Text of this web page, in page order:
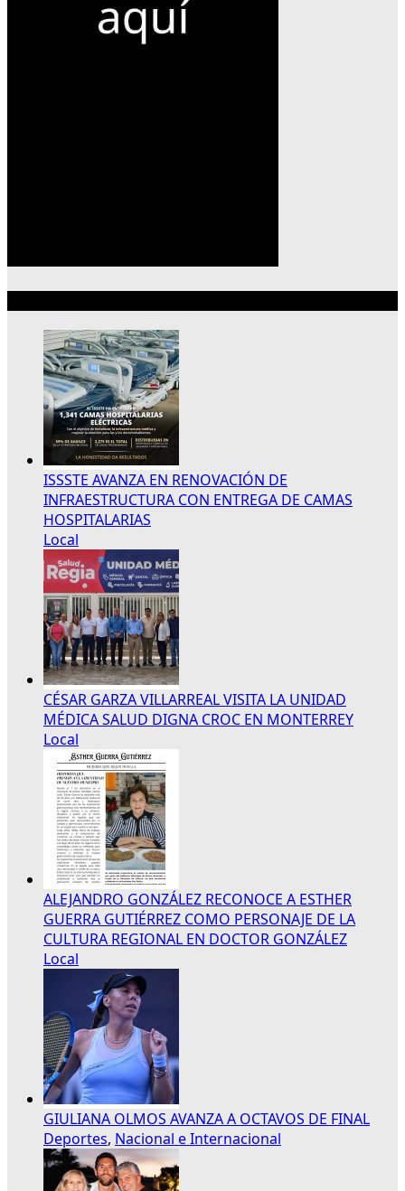
ISSSTE AVANZA EN RENOVACIÓN DE
INFRAESTRUCTURA CON ENTREGA DE CAMAS
HOSPITALARIAS
Local
CÉSAR GARZA VILLARREAL VISITA LA UNIDAD
MÉDICA SALUD DIGNA CROC EN MONTERREY
Local
ALEJANDRO GONZÁLEZ RECONOCE A ESTHER
GUERRA GUTIÉRREZ COMO PERSONAJE DE LA
CULTURA REGIONAL EN DOCTOR GONZÁLEZ
Local
GIULIANA OLMOS AVANZA A OCTAVOS DE FINAL
Deportes, Nacional e Internacional